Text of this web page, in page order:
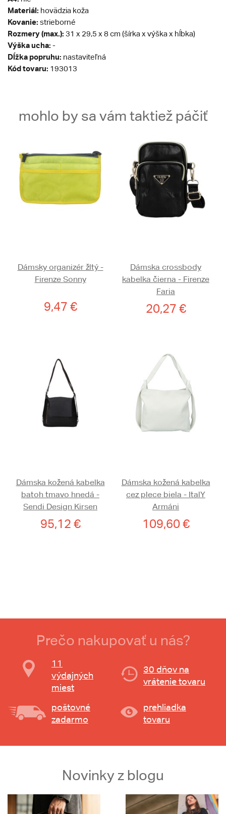
Materiál: hovädzia koža
Kovanie: strieborné
Rozmery (max.): 31 x 29,5 x 8 cm (šírka x výška x hĺbka)
Výška ucha: -
Dĺžka popruhu: nastaviteľná
Kód tovaru: 193013
mohlo by sa vám taktiež páčiť
Dámsky organizér žltý -
Firenze Sonny
9,47 €
Dámska crossbody
kabelka čierna - Firenze
Faria
20,27 €
Dámska kožená kabelka
batoh tmavo hnedá -
Sendi Design Kirsen
95,12 €
Dámska kožená kabelka
cez plece biela - ItalY
Armáni
109,60 €
Prečo nakupovať u nás?
11
výdajných
miest
30 dňov na
vrátenie tovaru
poštovné
zadarmo
prehliadka
tovaru
Novinky z blogu